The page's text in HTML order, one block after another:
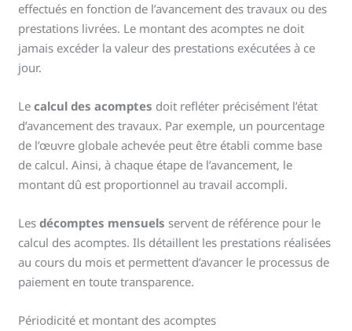
effectués en fonction de l’avancement des travaux ou des
prestations livrées. Le montant des acomptes ne doit
jamais excéder la valeur des prestations exécutées à ce
jour.
Lecalcul des acomptes doit refléter précisément l’état
d’avancement des travaux. Par exemple, un pourcentage
de l’œuvre globale achevée peut être établi comme base
de calcul. Ainsi, à chaque étape de l’avancement, le
montant dû est proportionnel au travail accompli.
Lesdécomptes mensuels servent de référence pour le
calcul des acomptes. Ils détaillent les prestations réalisées
au cours du mois et permettent d’avancer le processus de
paiement en toute transparence.
Périodicité et montant des acomptes